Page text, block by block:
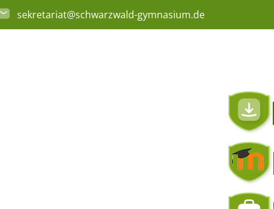
sekretariat@schwarzwald-gymnasium.de